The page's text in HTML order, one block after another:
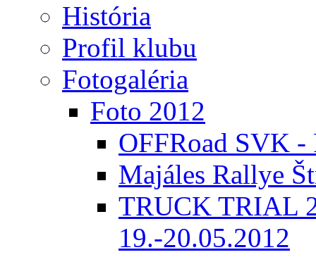
História
Profil klubu
Fotogaléria
Foto 2012
OFFRoad SVK -
Majáles Rallye
TRUCK TRIAL
19.-20.05.2012